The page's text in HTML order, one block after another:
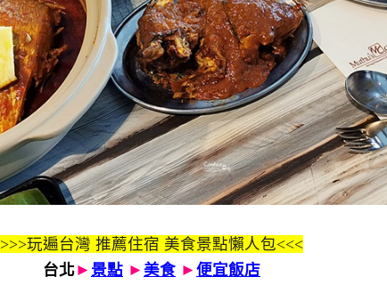
>>>玩遍台灣 推薦住宿 美食景點懶人包<<<
台北► 景點 ► 美食 ► 便宜飯店